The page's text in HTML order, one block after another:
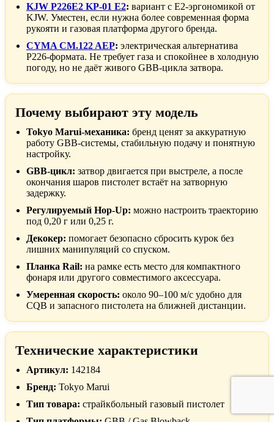
KJW P226E2 KP-01 E2: вариант с E2-эргономикой от
KJW. Уместен, если нужна более современная форма
рукояти и газовая платформа другого бренда.
CYMA CM.122 AEP: электрическая альтернатива
P226-формата. Не требует газа и спокойнее в холодную
погоду, но не даёт живого GBB-цикла затвора.
Почему выбирают эту модель
Tokyo Marui-механика: бренд ценят за аккуратную
работу GBB-системы, стабильную подачу и понятную
настройку.
GBB-цикл: затвор двигается при выстреле, а после
окончания шаров пистолет встаёт на затворную
задержку.
Регулируемый Hop-Up: можно настроить траекторию
под 0,20 г или 0,25 г.
Декокер: помогает безопасно сбросить курок без
лишних манипуляций со спуском.
Планка Rail: на рамке есть место для компактного
фонаря или другого совместимого аксессуара.
Умеренная скорость: около 90–100 м/с удобно для
CQB и запасного пистолета на ближней дистанции.
Технические характеристики
Артикул: 142184
Бренд: Tokyo Marui
Тип товара: страйкбольный газовый пистолет